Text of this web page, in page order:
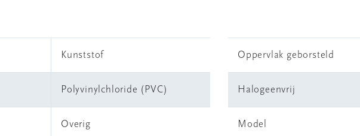
Kunststof
Polyvinylchloride (PVC)
Overig
Oppervlak geborsteld
Halogeenvrij
Model